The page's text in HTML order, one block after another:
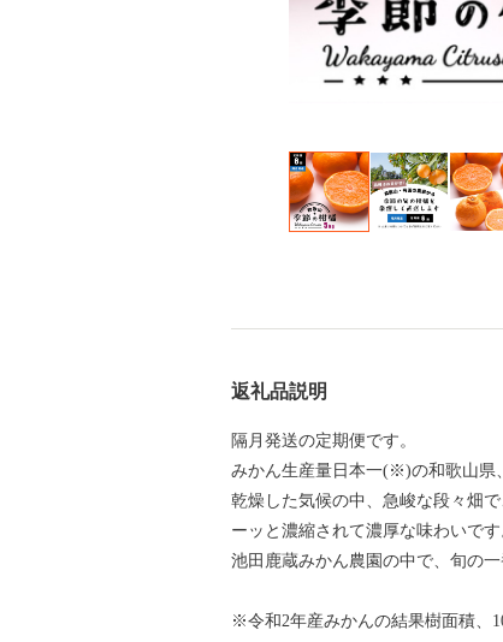
返礼品説明
隔月発送の定期便です。
みかん生産量日本一(※)の和歌山県
乾燥した気候の中、急峻な段々畑
ーッと濃縮されて濃厚な味わいです
池田鹿蔵みかん農園の中で、旬の
※令和2年産みかんの結果樹面積、